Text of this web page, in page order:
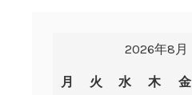
2026年8月
月 火 水 木 金